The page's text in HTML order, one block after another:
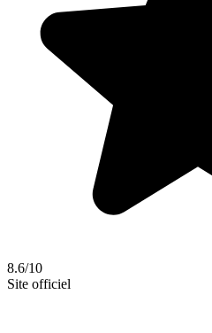
8.6/10
Site officiel